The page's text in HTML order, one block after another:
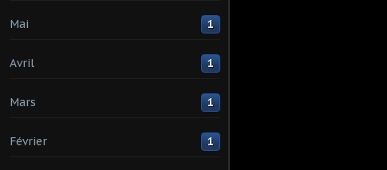
Mai 1
Avril 1
Mars 1
Février 1